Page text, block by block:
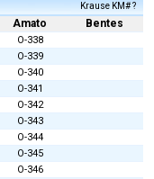
Krause KM# ?
Amato Bentes
O-338
O-339
O-340
O-341
O-342
O-343
O-344
O-345
O-346